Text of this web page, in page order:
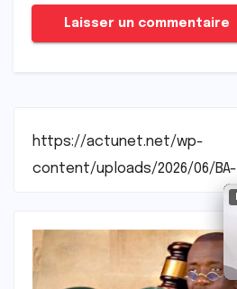
https://actunet.net/wp-
content/uploads/2026/06/BA-